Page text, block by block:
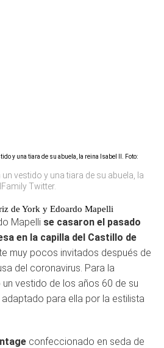
vestido y una tiara de su abuela, la
Twitter.
de York y Edoardo Mapelli
Mapelli se casaron el pasado
en la capilla del Castillo de
muy pocos invitados después de
del coronavirus. Para la
vestido de los años 60 de su
para ella por la estilista
confeccionado en seda de